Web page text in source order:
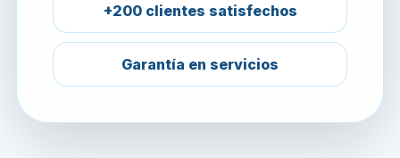
+200 clientes satisfechos
Garantía en servicios